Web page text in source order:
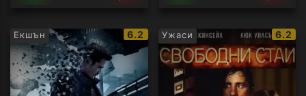
Екшън
IMDb
рейтинг:
6.2 Ужаси
IMDb
6.2